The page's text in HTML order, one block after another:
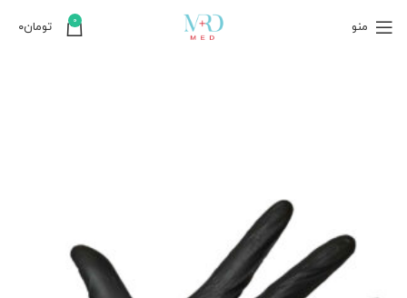
منو 0 تومان۰